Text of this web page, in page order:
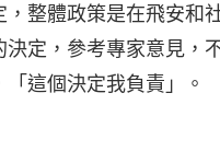
，整體政策是在飛安和
定，參考專家意見，
這個決定我負責」。